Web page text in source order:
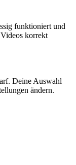
funktioniert und
korrekt
Deine Auswahl
ändern.